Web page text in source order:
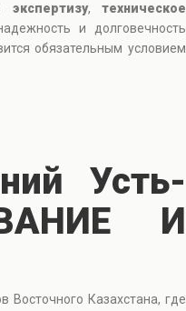
экспертизу,техническое
и долговечность
обязательным условием
Усть-
И
Восточного Казахстана, где